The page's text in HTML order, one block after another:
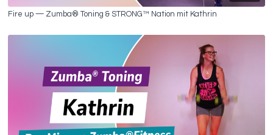
Fire up — Zumba® Toning & STRONG™ Nation mit Kathrin